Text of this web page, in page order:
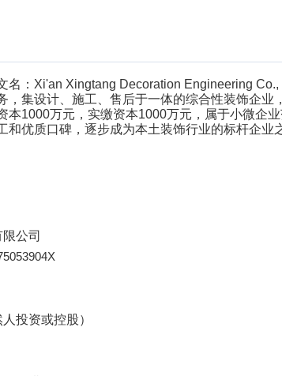
名： Xi'an Xingtang Decoration Engineering Co.,
，集设计、施工、售后于一体的综合性装饰企业
本1000万元，实缴资本1000万元，属于小微企
和优质口碑，逐步成为本土装饰行业的标杆企业
公司
投资或控股）